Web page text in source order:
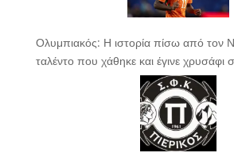
Ολυμπιακός: Η ιστορία πίσω από τον
ταλέντο που χάθηκε και έγινε χρυσάφι